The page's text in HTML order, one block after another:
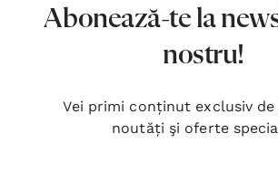
Abonează-te la
nostru!
Vei primi conținut exclusiv
noutăți şi oferte